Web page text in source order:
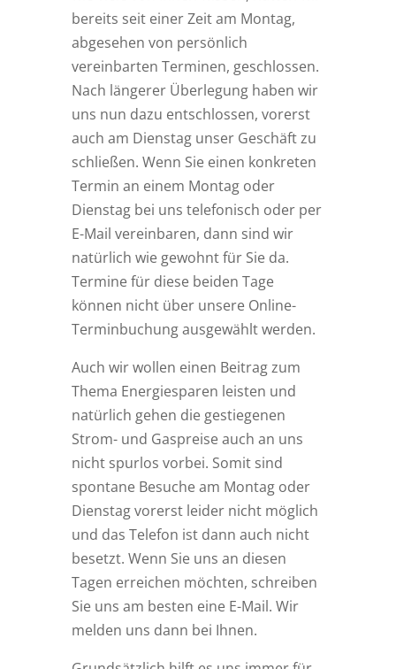
bereits seit einer Zeit am Montag,
abgesehen von persönlich
vereinbarten Terminen, geschlossen.
Nach längerer Überlegung haben wir
uns nun dazu entschlossen, vorerst
auch am Dienstag unser Geschäft zu
schließen. Wenn Sie einen konkreten
Termin an einem Montag oder
Dienstag bei uns telefonisch oder per
E-Mail vereinbaren, dann sind wir
natürlich wie gewohnt für Sie da.
Termine für diese beiden Tage
können nicht über unsere Online-
Terminbuchung ausgewählt werden.
Auch wir wollen einen Beitrag zum
Thema Energiesparen leisten und
natürlich gehen die gestiegenen
Strom- und Gaspreise auch an uns
nicht spurlos vorbei. Somit sind
spontane Besuche am Montag oder
Dienstag vorerst leider nicht möglich
und das Telefon ist dann auch nicht
besetzt. Wenn Sie uns an diesen
Tagen erreichen möchten, schreiben
Sie uns am besten eine E-Mail. Wir
melden uns dann bei Ihnen.